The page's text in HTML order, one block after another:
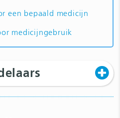
een bepaald medicijn
medicijngebruik